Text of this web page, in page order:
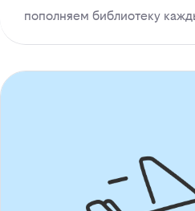
пополняем библиотеку